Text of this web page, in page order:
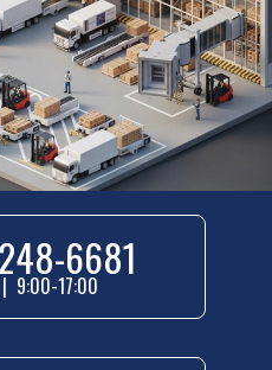
6681
| 9:00-17:00